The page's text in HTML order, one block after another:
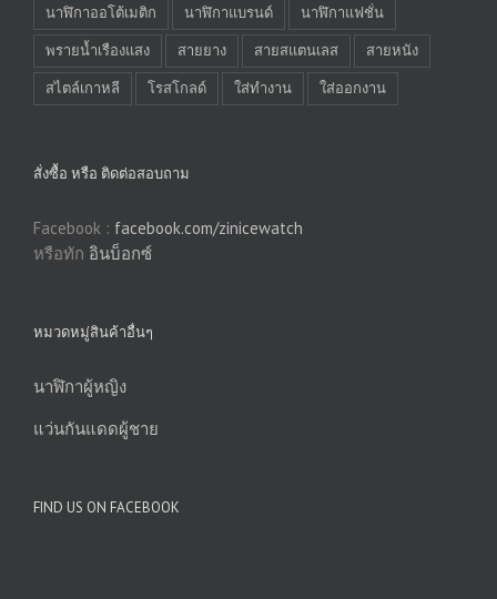
นาฬิกาออโต้เมติก
นาฬิกาแบรนด์
นาฬิกาแฟชั่น
พรายน้ำเรืองแสง
สายยาง สายสแตนเลส
สายหนัง
สไตล์เกาหลี
โรสโกลด์ ใส่ทำงาน ใส่ออกงาน
สั่งซื้อ หรือ ติดต่อสอบถาม
Facebook : facebook.com/zinicewatch
หรือทัก อินบ็อกซ์
หมวดหมู่สินค้าอื่นๆ
นาฬิกาผู้หญิง
แว่นกันแดดผู้ชาย
FIND US ON FACEBOOK